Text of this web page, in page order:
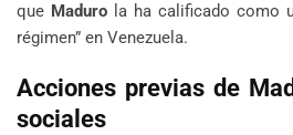
que Maduro la ha calificado como
régimen” en Venezuela.
Acciones previas de
sociales